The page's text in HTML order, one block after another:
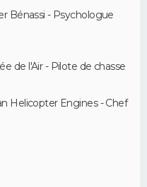
Bénassi - Psychologue
de l'Air - Pilote de chasse
Helicopter Engines - Chef